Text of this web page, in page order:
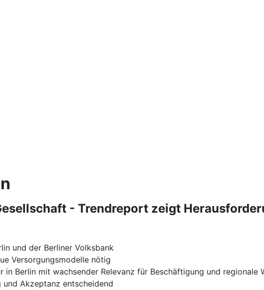
- Trendreport zeigt
und der Berliner Volksbank
Versorgungsmodelle nötig
Berlin mit wachsender Relevanz für Beschäftigung und regionale
Akzeptanz entscheidend